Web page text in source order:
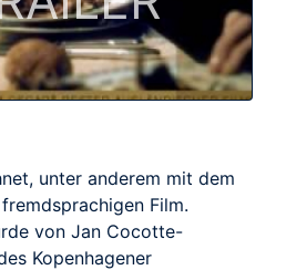
unter anderem mit dem
Film.
von Jan Cocotte-
Kopenhagener